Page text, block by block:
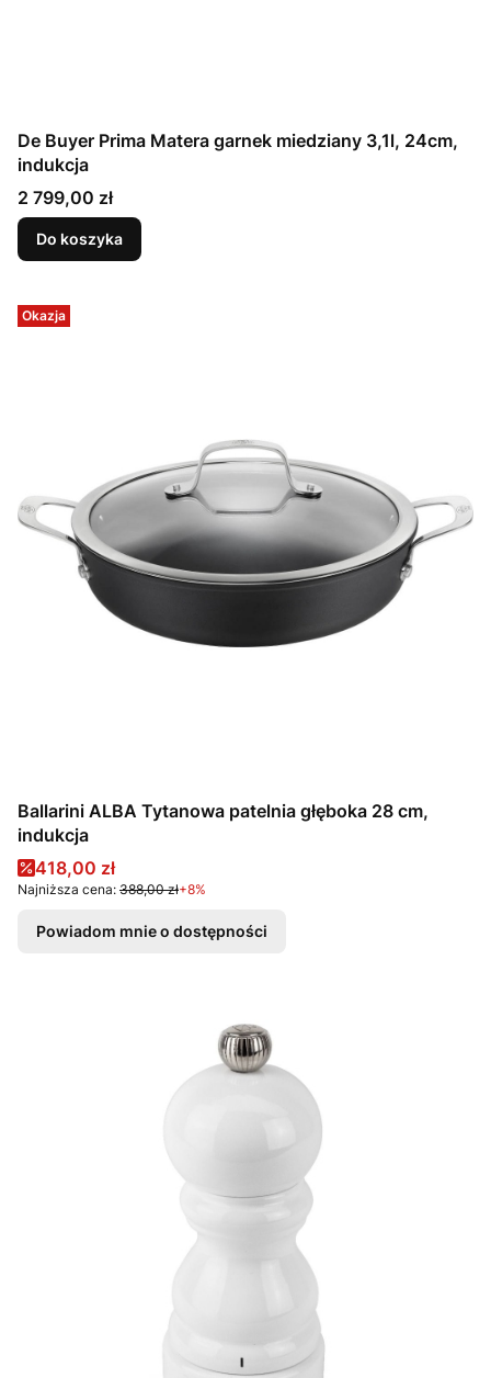
De Buyer Prima Matera garnek miedziany 3,1l, 24cm,
indukcja
Cena
2 799,00 zł
Do koszyka
Okazja
Ballarini ALBA Tytanowa patelnia głęboka 28 cm,
indukcja
Cena promocyjna
418,00 zł
Najniższa cena: 388,00 zł+8%
Powiadom mnie o dostępności